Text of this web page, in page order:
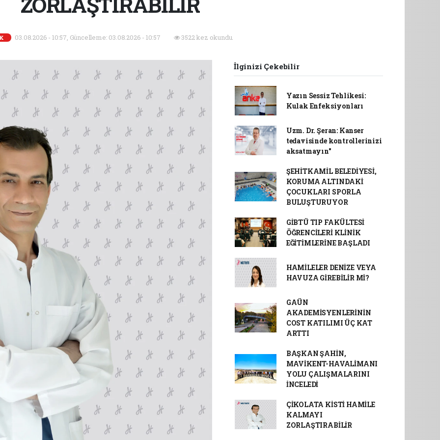
03.08.2026 - 10:57, Güncelleme: 03.08.2026 - 10:57 3522 kez okundu.
İlginizi Çekebilir
Yazın Sessiz Tehlikesi:
Kulak Enfeksiyonları
Uzm. Dr. Şeran: Kanser
tedavisinde kontrollerinizi
aksatmayın"
ŞEHİTKAMİL BELEDİYESİ,
KORUMA ALTINDAKİ
ÇOCUKLARI SPORLA
BULUŞTURUYOR
GİBTÜ TIP FAKÜLTESİ
ÖĞRENCİLERİ KLİNİK
EĞİTİMLERİNE BAŞLADI
HAMİLELER DENİZE VEYA
HAVUZA GİREBİLİR Mİ?
GAÜN
AKADEMİSYENLERİNİN
COST KATILIMI ÜÇ KAT
ARTTI
BAŞKAN ŞAHİN,
MAVİKENT-HAVALİMANI
YOLU ÇALIŞMALARINI
İNCELEDİ
ÇİKOLATA KİSTİ HAMİLE
KALMAYI
ZORLAŞTIRABİLİR